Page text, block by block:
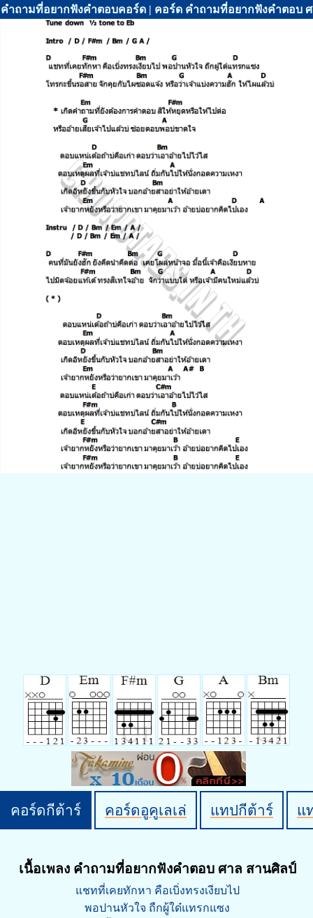
คำถามที่อยากฟังคำตอบคอร์ด | คอร์ด คำถามที่อยากฟังคำตอบ
คอร์ดกีต้าร์ คอร์ดอูคูเลเล่ แทปกีต้าร์ แ
เนื้อเพลง คำถามที่อยากฟังคำตอบ ศาล สานศิลป์
แชทที่เคยทักหา คือเบิ่งทรงเงียบไป
พอปานหัวใจ ถืกผู้ใด๋แทรกแซง